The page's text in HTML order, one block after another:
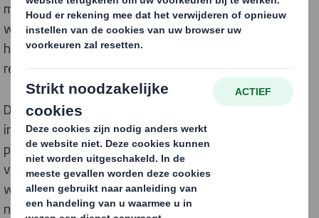
model dat is gebaseerd op de principes van het
wegontwerpen van afval en vervuiling, het in gebruik
houden van producten en materialen, en het
regenereren van natuurlijke systemen.
Dit betekent d
at we, door producten, apparatuur en
infrastructuur langer in gebruik te houden, de
productiviteit van deze hulpbronnen verbeteren. Dit
vermindert onze vraag naar hulpbronnen drastisch,
waardoor een duurzamere samenleving ontstaat voor
nu en voor toekomstige generaties.